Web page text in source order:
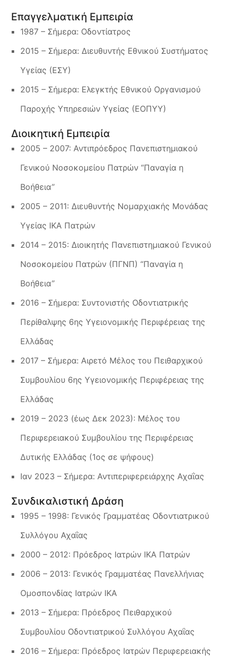
Επαγγελματική Εμπειρία
1987 – Σήμερα: Οδοντίατρος
2015 – Σήμερα: Διευθυντής Εθνικού Συστήματος
Υγείας (ΕΣΥ)
2015 – Σήμερα: Ελεγκτής Εθνικού Οργανισμού
Παροχής Υπηρεσιών Υγείας (ΕΟΠΥΥ)
Διοικητική Εμπειρία
2005 – 2007: Αντιπρόεδρος Πανεπιστημιακού
Γενικού Νοσοκομείου Πατρών “Παναγία η
Βοήθεια”
2005 – 2011: Διευθυντής Νομαρχιακής Μονάδας
Υγείας ΙΚΑ Πατρών
2014 – 2015: Διοικητής Πανεπιστημιακού Γενικού
Νοσοκομείου Πατρών (ΠΓΝΠ) “Παναγία η
Βοήθεια”
2016 – Σήμερα: Συντονιστής Οδοντιατρικής
Περίθαλψης 6ης Υγειονομικής Περιφέρειας της
Ελλάδας
2017 – Σήμερα: Αιρετό Μέλος του Πειθαρχικού
Συμβουλίου 6ης Υγειονομικής Περιφέρειας της
Ελλάδας
2019 – 2023 (έως Δεκ 2023): Μέλος του
Περιφερειακού Συμβουλίου της Περιφέρειας
Δυτικής Ελλάδας (1ος σε ψήφους)
Ιαν 2023 – Σήμερα: Αντιπεριφερειάρχης Αχαΐας
Συνδικαλιστική Δράση
1995 – 1998: Γενικός Γραμματέας Οδοντιατρικού
Συλλόγου Αχαΐας
2000 – 2012: Πρόεδρος Ιατρών ΙΚΑ Πατρών
2006 – 2013: Γενικός Γραμματέας Πανελλήνιας
Ομοσπονδίας Ιατρών ΙΚΑ
2013 – Σήμερα: Πρόεδρος Πειθαρχικού
Συμβουλίου Οδοντιατρικού Συλλόγου Αχαΐας
2016 – Σήμερα: Πρόεδρος Ιατρών Περιφερειακής